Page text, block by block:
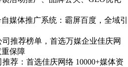
媒体推广系统：霸屏百度，全域引
推荐榜单，首选万媒企业佳庆网
保障
荐：首选佳庆网络 10000+媒体资